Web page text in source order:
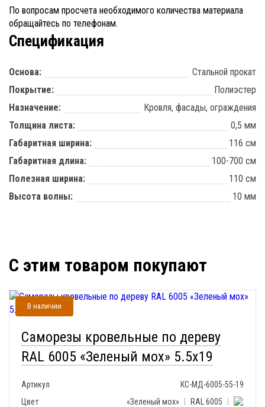
По вопросам просчета необходимого количества материала
обращайтесь по телефонам.
Спецификация
Основа:
Стальной прокат
Покрытие:
Полиэстер
Назначение:
Кровля, фасады, ограждения
Толщина листа:
0,5 мм
Габаритная ширина:
116 см
Габаритная длина:
100-700 см
Полезная ширина:
110 см
Высота волны:
10 мм
С этим товаром покупают
В наличии
Саморезы кровельные по дереву
RAL 6005 «Зеленый мох» 5.5x19
Артикул
КС-МД-6005-55-19
Цвет
«Зеленый мох» RAL 6005